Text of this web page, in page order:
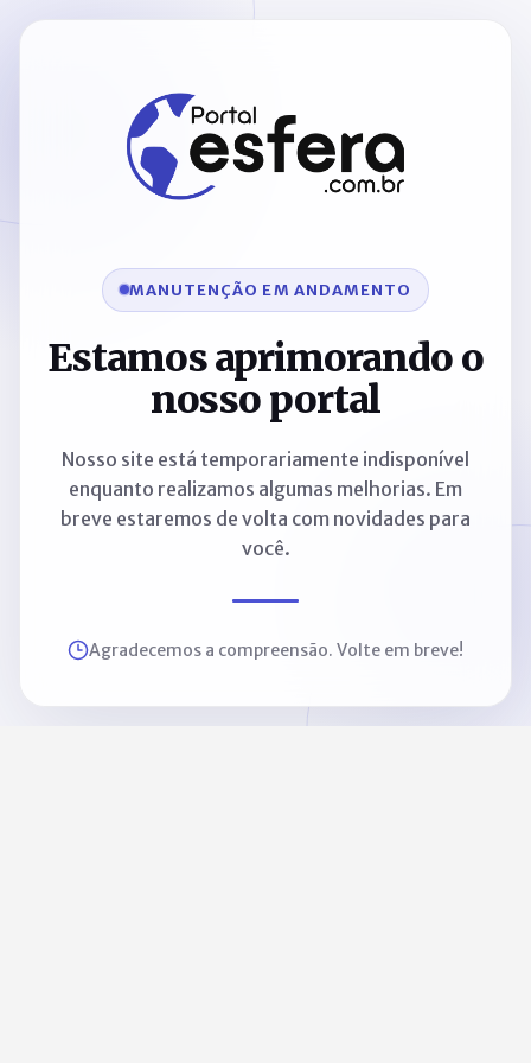
MANUTENÇÃO EM ANDAMENTO
Estamos aprimorando o
nosso portal
Nosso site está temporariamente indisponível
enquanto realizamos algumas melhorias. Em
breve estaremos de volta com novidades para
você.
Agradecemos a compreensão. Volte em breve!